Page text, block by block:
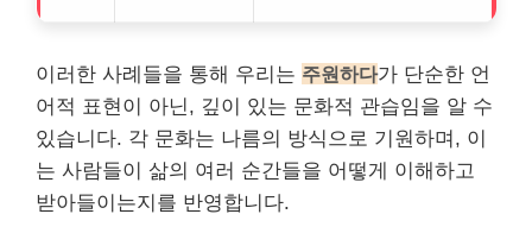
이러한 사례들을 통해 우리는 주원하다가 단순한 언
어적 표현이 아닌, 깊이 있는 문화적 관습임을 알 수
있습니다. 각 문화는 나름의 방식으로 기원하며, 이
는 사람들이 삶의 여러 순간들을 어떻게 이해하고
받아들이는지를 반영합니다.